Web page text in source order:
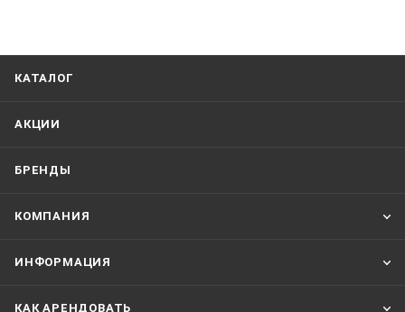
КАТАЛОГ
АКЦИИ
БРЕНДЫ
КОМПАНИЯ
ИНФОРМАЦИЯ
КАК АРЕНДОВАТЬ